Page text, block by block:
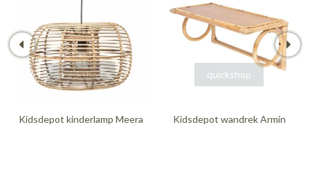
quickshop
Kidsdepot kinderlamp Meera
quickshop
Kidsdepot wandrek Armin